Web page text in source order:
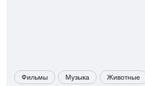
Фильмы Музыка Животные